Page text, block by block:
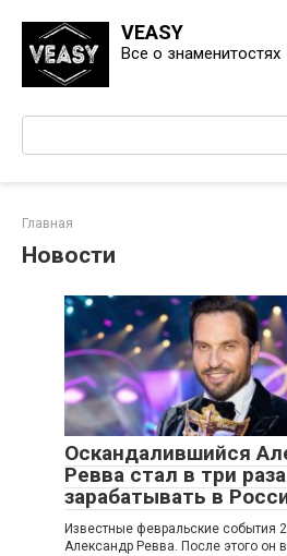
контенту
VEASY
Все о знаменитостях
Главная
Новости
Оскандалившийся
Ревва стал в три
зарабатывать в
Известные февральские события
Александр Ревва. После этого он